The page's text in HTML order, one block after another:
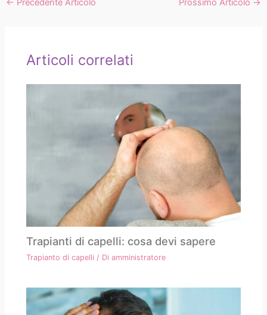
← Precedente Articolo Prossimo Articolo →
Articoli correlati
Trapianti di capelli: cosa devi sapere
Trapianto di capelli / Diamministratore